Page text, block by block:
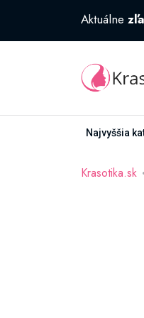
Aktuálne
Najvyššia
Krasotika.sk